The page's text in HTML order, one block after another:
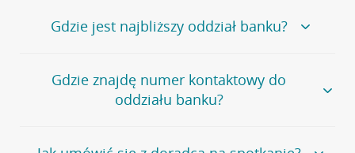
Gdzie jest najbliższy oddział banku?
Jeśli szukasz oddziału naszego banku, zapraszamy na
stronęPlacówki i bankomaty, na której znajduje się
wygodna wyszukiwarka.
oddziałów
Gdzie znajdę numer kontaktowy do
oddziału banku?
Bank Credit Agricole nie udostępnia ogólnego numeru